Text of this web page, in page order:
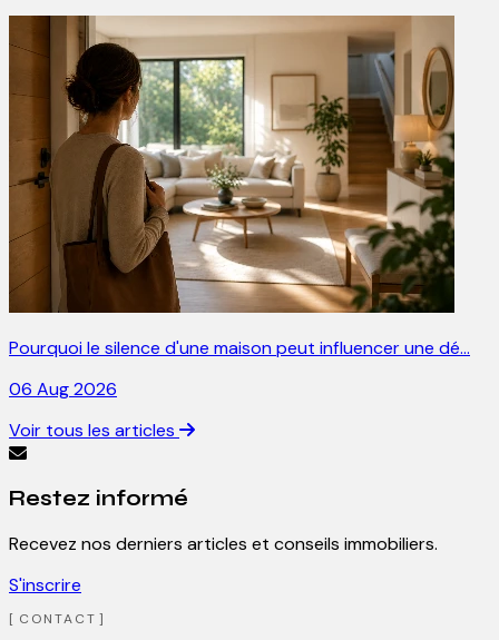
Pourquoi le silence d'une maison peut influencer une dé…
06 Aug 2026
Voir tous les articles
Restez informé
Recevez nos derniers articles et conseils immobiliers.
S'inscrire
CONTACT